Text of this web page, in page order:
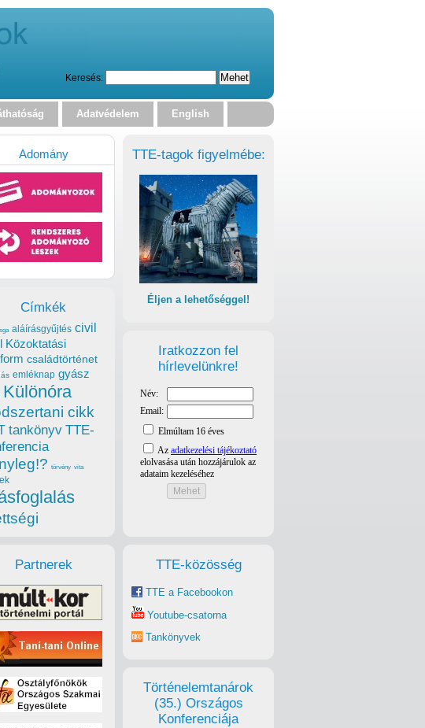
Keresés:
Adatvédelem English
TTE-tagok figyelmébe:
Éljen a lehetőséggel!
Iratkozzon fel
hírlevelünkre!
TTE-közösség
TTE a Facebookon
Youtube-csatorna
Tankönyvek
Történelemtanárok
(35.) Országos
Konferenciája
Adomány
Címkék
aláírásgyűjtés civil
Közoktatási
családtörténet
emléknap gyász
Különóra
cikk
tankönyv TTE-
törvény vita
Partnerek